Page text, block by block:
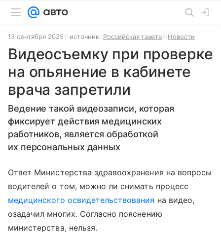
13 сентября 2025 источник: Российская газета Новости
Видеосъемку при проверке
на опьянение в кабинете
врача запретили
Ведение такой видеозаписи, которая
фиксирует действия медицинских
работников, является обработкой
их персональных данных
Ответ Министерства здравоохранения на вопросы
водителей о том, можно ли снимать процесс
медицинского освидетельствования на видео,
озадачил многих. Согласно пояснению
министерства, нельзя.